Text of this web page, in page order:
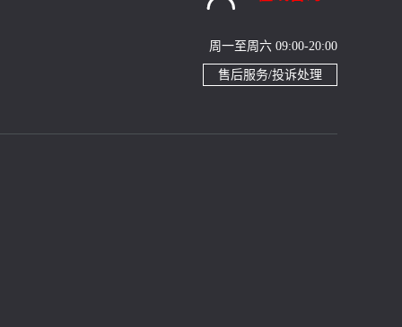
周一至周六 09:00-20:00
售后服务/投诉处理